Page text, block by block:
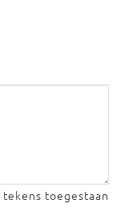
toegestaan